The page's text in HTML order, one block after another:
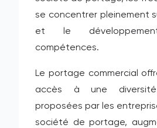
se concentrer pleinement
et le
compétences.
Le portage commercial
accès à une
proposées par les
société de portage,